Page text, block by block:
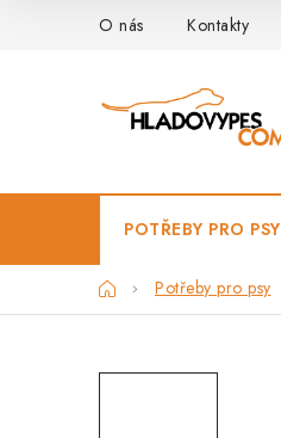
O nás Kontakty
POTŘEBY PRO PSY
DomůPotřeby pro psy